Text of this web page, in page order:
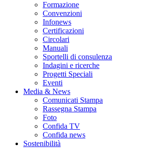
Formazione
Convenzioni
Infonews
Certificazioni
Circolari
Manuali
Sportelli di consulenza
Indagini e ricerche
Progetti Speciali
Eventi
Media & News
Comunicati Stampa
Rassegna Stampa
Foto
Confida TV
Confida news
Sostenibilità